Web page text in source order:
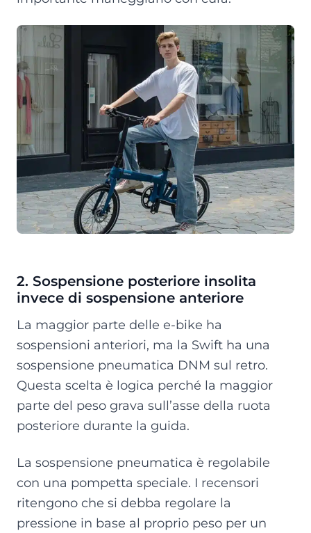
2. Sospensione posteriore insolita
invece di sospensione anteriore
La maggior parte delle e-bike ha
sospensioni anteriori, ma la Swift ha una
sospensione pneumatica DNM sul retro.
Questa scelta è logica perché la maggior
parte del peso grava sull’asse della ruota
posteriore durante la guida.
La sospensione pneumatica è regolabile
con una pompetta speciale. I recensori
ritengono che si debba regolare la
pressione in base al proprio peso per un